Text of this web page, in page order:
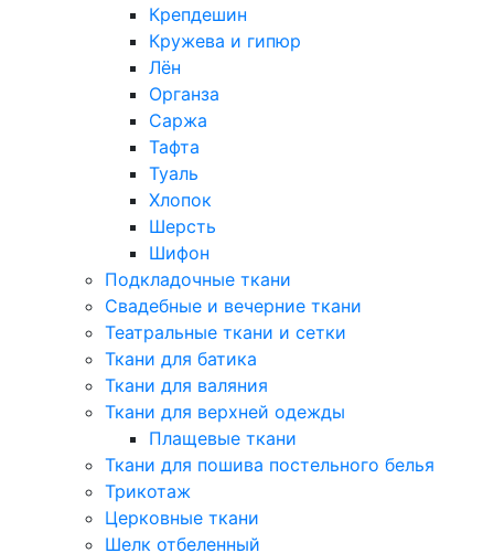
Крепдешин
Кружева и гипюр
Лён
Органза
Саржа
Тафта
Туаль
Хлопок
Шерсть
Шифон
Подкладочные ткани
Свадебные и вечерние ткани
Театральные ткани и сетки
Ткани для батика
Ткани для валяния
Ткани для верхней одежды
Плащевые ткани
Ткани для пошива постельного белья
Трикотаж
Церковные ткани
Шелк отбеленный